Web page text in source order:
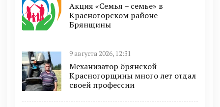
Акция «Семья – семье» в
Красногорском районе
Брянщины
9 августа 2026, 12:31
Механизатор брянской
Красногорщины много лет отдал
своей профессии